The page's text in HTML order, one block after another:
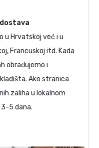
u Hrvatskoj već i u
Francuskoj itd. Kada
obrađujemo i
Ako stranica
zaliha u lokalnom
5 dana.